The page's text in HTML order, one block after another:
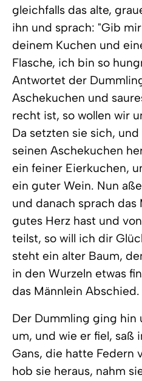
gleichfalls das alte,
ihn und sprach: "Gib
deinem Kuchen und
Flasche, ich bin so
Antwortet der
Aschekuchen und
recht ist, so wollen wir
Da setzten sie sich,
seinen Aschekuchen
ein feiner Eierkuchen,
ein guter Wein. Nun
und danach sprach das
gutes Herz hast und
teilst, so will ich dir
steht ein alter Baum,
in den Wurzeln etwas
das Männlein Abschied.
Der Dummling ging hin
um, und wie er fiel, saß
Gans, die hatte Federn
hob sie heraus, nahm